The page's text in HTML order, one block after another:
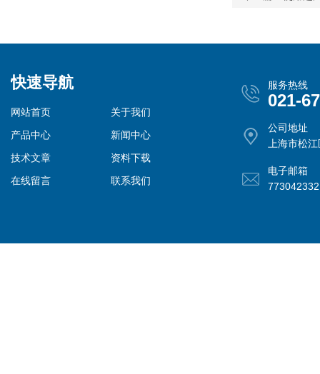
快速导航
网站首页
关于我们
产品中心
新闻中心
技术文章
资料下载
在线留言
联系我们
服务热线
021-
公司地址
上海市松
电子邮箱